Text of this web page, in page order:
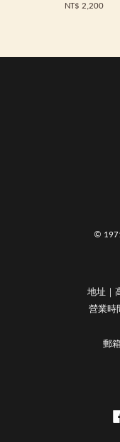
NT$ 2,200
©
地址｜
營業時
郵